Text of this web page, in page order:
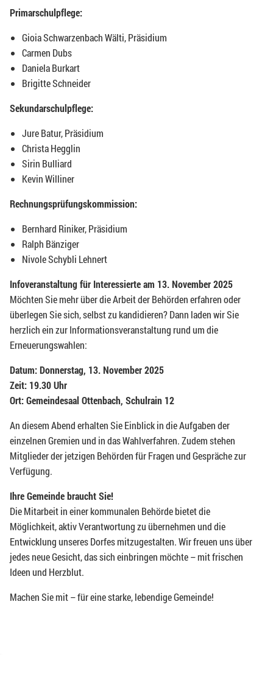
Primarschulpflege:
Gioia Schwarzenbach Wälti, Präsidium
Carmen Dubs
Daniela Burkart
Brigitte Schneider
Sekundarschulpflege:
Jure Batur, Präsidium
Christa Hegglin
Sirin Bulliard
Kevin Williner
Rechnungsprüfungskommission:
Bernhard Riniker, Präsidium
Ralph Bänziger
Nivole Schybli Lehnert
Infoveranstaltung für Interessierte am 13. November 2025
Möchten Sie mehr über die Arbeit der Behörden erfahren oder
überlegen Sie sich, selbst zu kandidieren? Dann laden wir Sie
herzlich ein zur Informationsveranstaltung rund um die
Erneuerungswahlen:
Datum: Donnerstag, 13. November 2025
Zeit: 19.30 Uhr
Ort: Gemeindesaal Ottenbach, Schulrain 12
An diesem Abend erhalten Sie Einblick in die Aufgaben der
einzelnen Gremien und in das Wahlverfahren. Zudem stehen
Mitglieder der jetzigen Behörden für Fragen und Gespräche zur
Verfügung.
Ihre Gemeinde braucht Sie!
Die Mitarbeit in einer kommunalen Behörde bietet die
Möglichkeit, aktiv Verantwortung zu übernehmen und die
Entwicklung unseres Dorfes mitzugestalten. Wir freuen uns über
jedes neue Gesicht, das sich einbringen möchte – mit frischen
Ideen und Herzblut.
Machen Sie mit – für eine starke, lebendige Gemeinde!